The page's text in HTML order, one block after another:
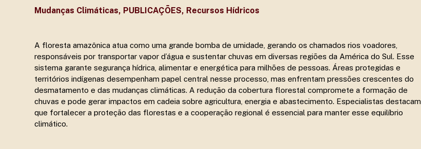
Pressione Enter para pesquisar ou ESC para fechar
Mudanças Climáticas, PUBLICAÇÕES, Recursos Hídricos
A floresta amazônica atua como uma grande bomba de umidade, gerando os chamados rios voadores,
responsáveis por transportar vapor d’água e sustentar chuvas em diversas regiões da América do Sul. Esse
sistema garante segurança hídrica, alimentar e energética para milhões de pessoas. Áreas protegidas e
territórios indígenas desempenham papel central nesse processo, mas enfrentam pressões crescentes do
desmatamento e das mudanças climáticas. A redução da cobertura florestal compromete a formação de
chuvas e pode gerar impactos em cadeia sobre agricultura, energia e abastecimento. Especialistas destacam
que fortalecer a proteção das florestas e a cooperação regional é essencial para manter esse equilíbrio
climático.